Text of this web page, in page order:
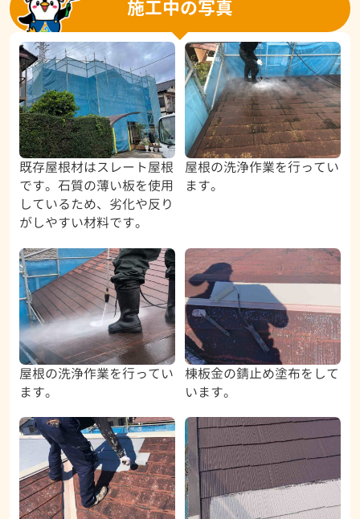
施工中の写真
既存屋根材はスレート屋根
です。石質の薄い板を使用
しているため、劣化や反り
がしやすい材料です。
屋根の洗浄作業を行ってい
ます。
屋根の洗浄作業を行ってい
ます。
棟板金の錆止め塗布をして
います。